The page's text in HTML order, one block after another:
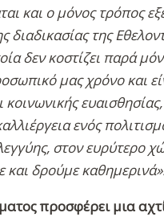
και ο μόνος τρόπος
διαδικασίας της
δεν κοστίζει παρά
μας χρόνο και
ενός
στον ευρύτερο
και δρούμε
προσφέρει μια